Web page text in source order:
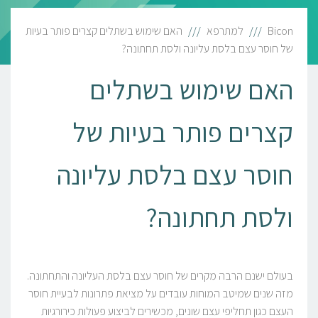
Bicon למתרפא
האם שימוש בשתלים קצרים פותר בעיות
של חוסר עצם בלסת עליונה ולסת תחתונה?
האם שימוש בשתלים
קצרים פותר בעיות של
חוסר עצם בלסת עליונה
ולסת תחתונה?
בעולם ישנם הרבה מקרים של חוסר עצם בלסת העליונה והתחתונה.
מזה שנים שמיטב המוחות עובדים על מציאת פתרונות לבעיית חוסר
העצם כגון תחליפי עצם שונים, מכשירים לביצוע פעולות כירורגיות